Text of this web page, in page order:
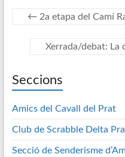
← 2a etapa del Camí
Xerrada/debat:
Seccions
Amics del Cavall del Prat
Club de Scrabble Delta
Secció de Senderisme